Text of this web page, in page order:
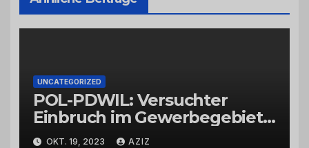
UNCATEGORIZED
POL-PDWIL: Versuchter
Einbruch im Gewerbegebiet
Wittlich
OKT. 19, 2023 AZIZ